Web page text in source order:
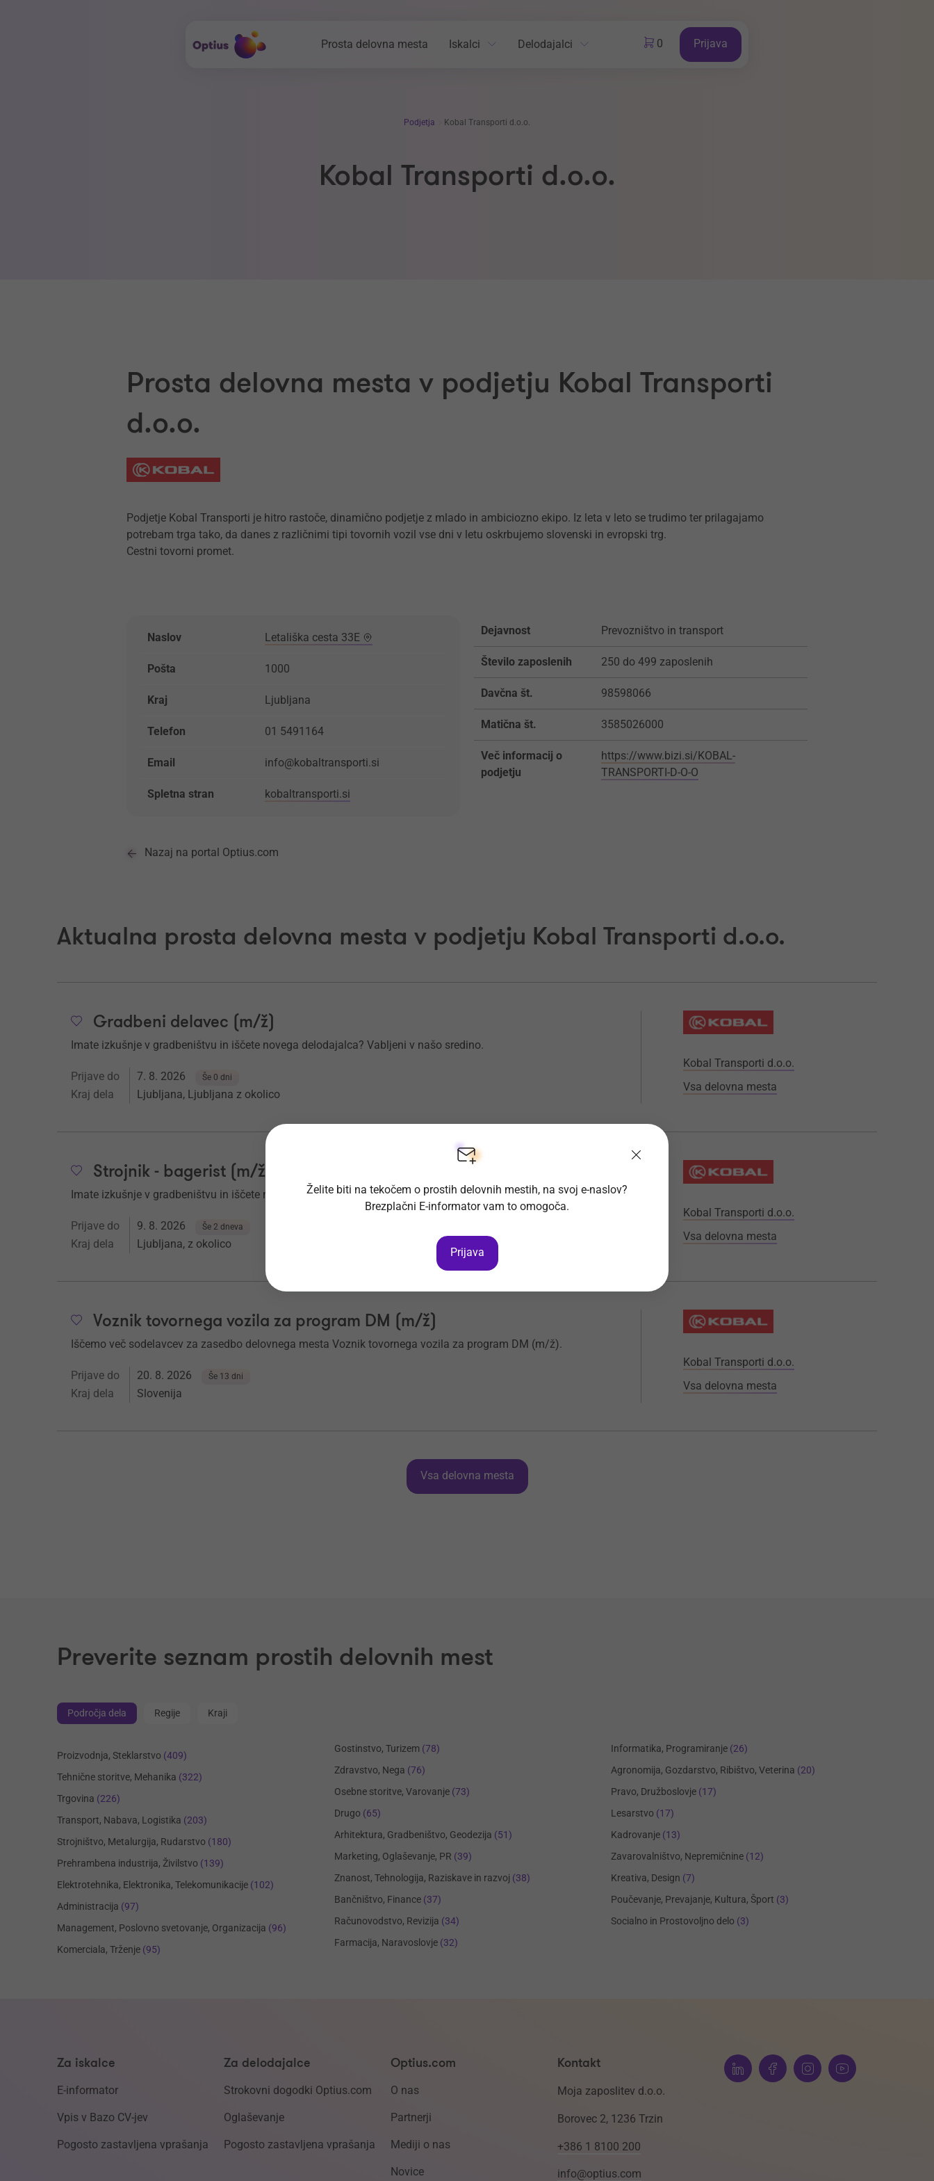
Prosta delovna mesta Iskalci Delodajalci 0 Prijava
Podjetja Kobal Transporti d.o.o.
Kobal Transporti d.o.o.
Prosta delovna mesta v podjetju Kobal Transporti
d.o.o.
Podjetje Kobal Transporti je hitro rastoče, dinamično podjetje z mlado in ambiciozno ekipo. Iz leta v leto se trudimo ter prilagajamo
potrebam trga tako, da danes z različnimi tipi tovornih vozil vse dni v letu oskrbujemo slovenski in evropski trg.
Cestni tovorni promet.
Naslov Letališka cesta 33E
Pošta 1000
Kraj Ljubljana
Telefon 01 5491164
Email info@kobaltransporti.si
Spletna stran kobaltransporti.si
Dejavnost Prevozništvo in transport
Število zaposlenih 250 do 499 zaposlenih
Davčna št. 98598066
Matična št. 3585026000
Več informacij o
podjetju
https://www.bizi.si/KOBAL-
TRANSPORTI-D-O-O
Nazaj na portal Optius.com
Aktualna prosta delovna mesta v podjetju Kobal Transporti d.o.o.
Gradbeni delavec (m/ž)
Imate izkušnje v gradbeništvu in iščete novega delodajalca? Vabljeni v našo sredino.
Prijave do 7. 8. 2026 Še 0 dni
Kraj dela Ljubljana, Ljubljana z okolico
Kobal Transporti d.o.o.
Vsa delovna mesta
Strojnik - bagerist (m/ž)
Imate izkušnje v gradbeništvu in iščete novega delodajalca? Vabljeni v našo sredino.
Prijave do 9. 8. 2026 Še 2 dneva
Kraj dela Ljubljana, z okolico
Kobal Transporti d.o.o.
Vsa delovna mesta
Voznik tovornega vozila za program DM (m/ž)
Iščemo več sodelavcev za zasedbo delovnega mesta Voznik tovornega vozila za program DM (m/ž).
Prijave do 20. 8. 2026 Še 13 dni
Kraj dela Slovenija
Kobal Transporti d.o.o.
Vsa delovna mesta
Vsa delovna mesta
Preverite seznam prostih delovnih mest
Področja dela Regije Kraji
Proizvodnja, Steklarstvo (409)
Tehnične storitve, Mehanika (322)
Trgovina (226)
Transport, Nabava, Logistika (203)
Strojništvo, Metalurgija, Rudarstvo (180)
Prehrambena industrija, Živilstvo (139)
Elektrotehnika, Elektronika, Telekomunikacije (102)
Administracija (97)
Management, Poslovno svetovanje, Organizacija (96)
Komerciala, Trženje (95)
Gostinstvo, Turizem (78)
Zdravstvo, Nega (76)
Osebne storitve, Varovanje (73)
Drugo (65)
Arhitektura, Gradbeništvo, Geodezija (51)
Marketing, Oglaševanje, PR (39)
Znanost, Tehnologija, Raziskave in razvoj (38)
Bančništvo, Finance (37)
Računovodstvo, Revizija (34)
Farmacija, Naravoslovje (32)
Informatika, Programiranje (26)
Agronomija, Gozdarstvo, Ribištvo, Veterina (20)
Pravo, Družboslovje (17)
Lesarstvo (17)
Kadrovanje (13)
Zavarovalništvo, Nepremičnine (12)
Kreativa, Design (7)
Poučevanje, Prevajanje, Kultura, Šport (3)
Socialno in Prostovoljno delo (3)
Za iskalce
E-informator
Vpis v Bazo CV-jev
Pogosto zastavljena vprašanja
Za delodajalce
Strokovni dogodki Optius.com
Oglaševanje
Pogosto zastavljena vprašanja
Optius.com
O nas
Partnerji
Mediji o nas
Novice
Kontakt
Moja zaposlitev d.o.o.
Borovec 2, 1236 Trzin
+386 1 8100 200
info@optius.com
Želite biti na tekočem o prostih delovnih mestih, na svoj e-naslov?
Brezplačni E-informator vam to omogoča.
Prijava